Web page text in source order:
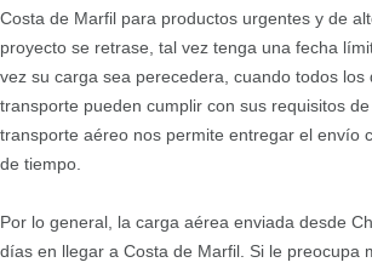
Costa de Marfil para productos urgentes y de
proyecto se retrase, tal vez tenga una fecha
vez su carga sea perecedera, cuando todos los
transporte pueden cumplir con sus requisitos
transporte aéreo nos permite entregar el envío
de tiempo.
Por lo general, la carga aérea enviada desde
días en llegar a Costa de Marfil. Si le preocupa